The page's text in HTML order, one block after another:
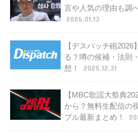
言や人気の理由も調
2026.01.13
【デスパッチ砲
る？噂の候補・法則
想！
2025.12.31
【MBC歌謡大祭典
から？無料生配信の
ブル最新まとめ！